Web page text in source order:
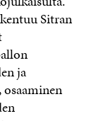
Sitran
ja